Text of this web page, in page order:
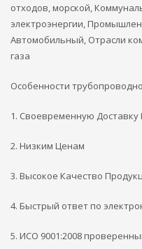
отходов, морской,
электроэнергии,
Автомобильный, Отрасли
газа
Особенности
1. Своевременную
2. Низким Ценам
3. Высокое Качество
4. Быстрый ответ по
5. ИСО 9001:2008